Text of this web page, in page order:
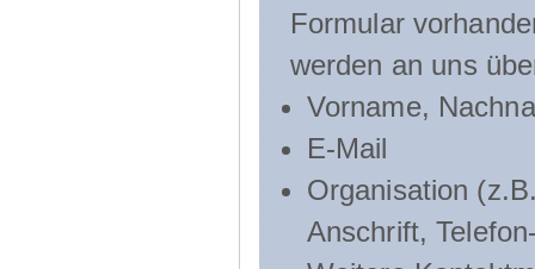
Formular
werden an uns
Vorname,
E-Mail
Organisation
Anschrift,